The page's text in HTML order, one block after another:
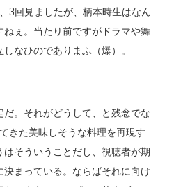
3回見ましたが、柄本時生はなん
ぇ。当たり前ですがドラマや舞
なひのでありまふ（爆）。
。それがどうして、と残念でな
きた美味しそうな料理を再現す
そういうことだし、視聴者が期
まっている。ならばそれに向け